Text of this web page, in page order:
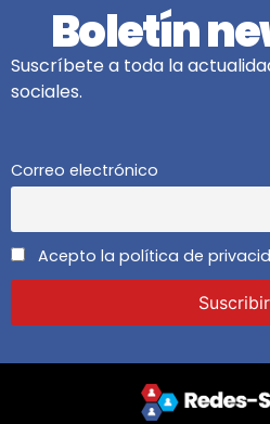
Boletín
Suscríbete a toda la
sociales.
Correo electrónico
Acepto la política de